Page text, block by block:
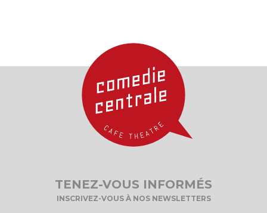
TENEZ-VOUS INFORMÉS
INSCRIVEZ-VOUS À NOS NEWSLETTERS